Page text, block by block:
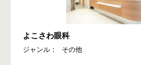
よこさわ眼科
ジャンル： その他